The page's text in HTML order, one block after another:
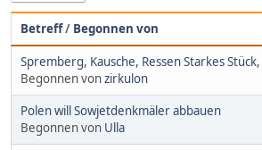
Betreff/ Begonnen von
Spremberg, Kausche, Ressen Starkes
Begonnen vonzirkulon
Polen will Sowjetdenkmäler abbauen
Begonnen von Ulla